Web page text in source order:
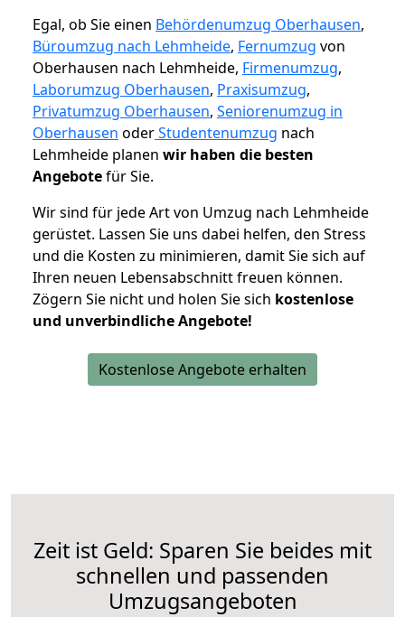
Egal, ob Sie einen Behördenumzug Oberhausen,
Büroumzug nach Lehmheide, Fernumzug von
Oberhausen nach Lehmheide, Firmenumzug,
Laborumzug Oberhausen, Praxisumzug,
Privatumzug Oberhausen, Seniorenumzug in
Oberhausen oderStudentenumzug nach
Lehmheide planen wir haben die besten
Angebotefür Sie.
Wir sind für jede Art von Umzug nach Lehmheide
gerüstet. Lassen Sie uns dabei helfen, den Stress
und die Kosten zu minimieren, damit Sie sich auf
Ihren neuen Lebensabschnitt freuen können.
Zögern Sie nicht und holen Sie sich kostenlose
und unverbindliche Angebote!
Kostenlose Angebote erhalten
Zeit ist Geld: Sparen Sie beides mit
schnellen und passenden
Umzugsangeboten